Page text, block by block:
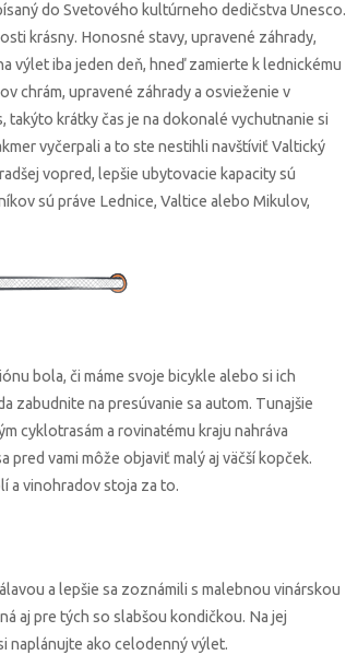
do Svetového kultúrneho dedičstva Unesco.
krásny. Honosné stavy, upravené záhrady,
výlet iba jeden deň, hneď zamierte k lednickému
chrám, upravené záhrady a osvieženie v
krátky čas je na dokonalé vychutnanie si
vyčerpali a to ste nestihli navštíviť Valtický
vopred, lepšie ubytovacie kapacity sú
sú práve Lednice, Valtice alebo Mikulov,
bola, či máme svoje bicykle alebo si ich
zabudnite na presúvanie sa autom. Tunajšie
cyklotrasám a rovinatému kraju nahráva
pred vami môže objaviť malý aj väčší kopček.
a vinohradov stoja za to.
a lepšie sa zoznámili s malebnou vinárskou
aj pre tých so slabšou kondičkou. Na jej
naplánujte ako celodenný výlet.